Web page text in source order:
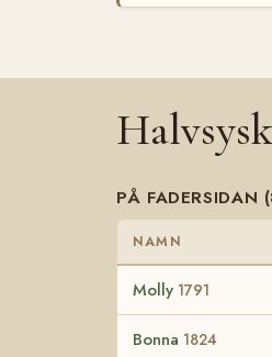
PÅ FADERSIDAN
NAMN
Molly 1791
Bonna 1824